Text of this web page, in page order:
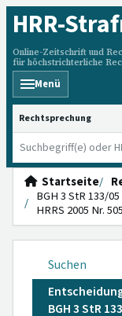
HRR-
Online-Zeitschrift und
für höchstrichterliche
Menü
HRRS durchsuchen
Startseite
BGH 3 StR 133/
HRRS 2005 Nr.
Suchen
BGH 3 StR